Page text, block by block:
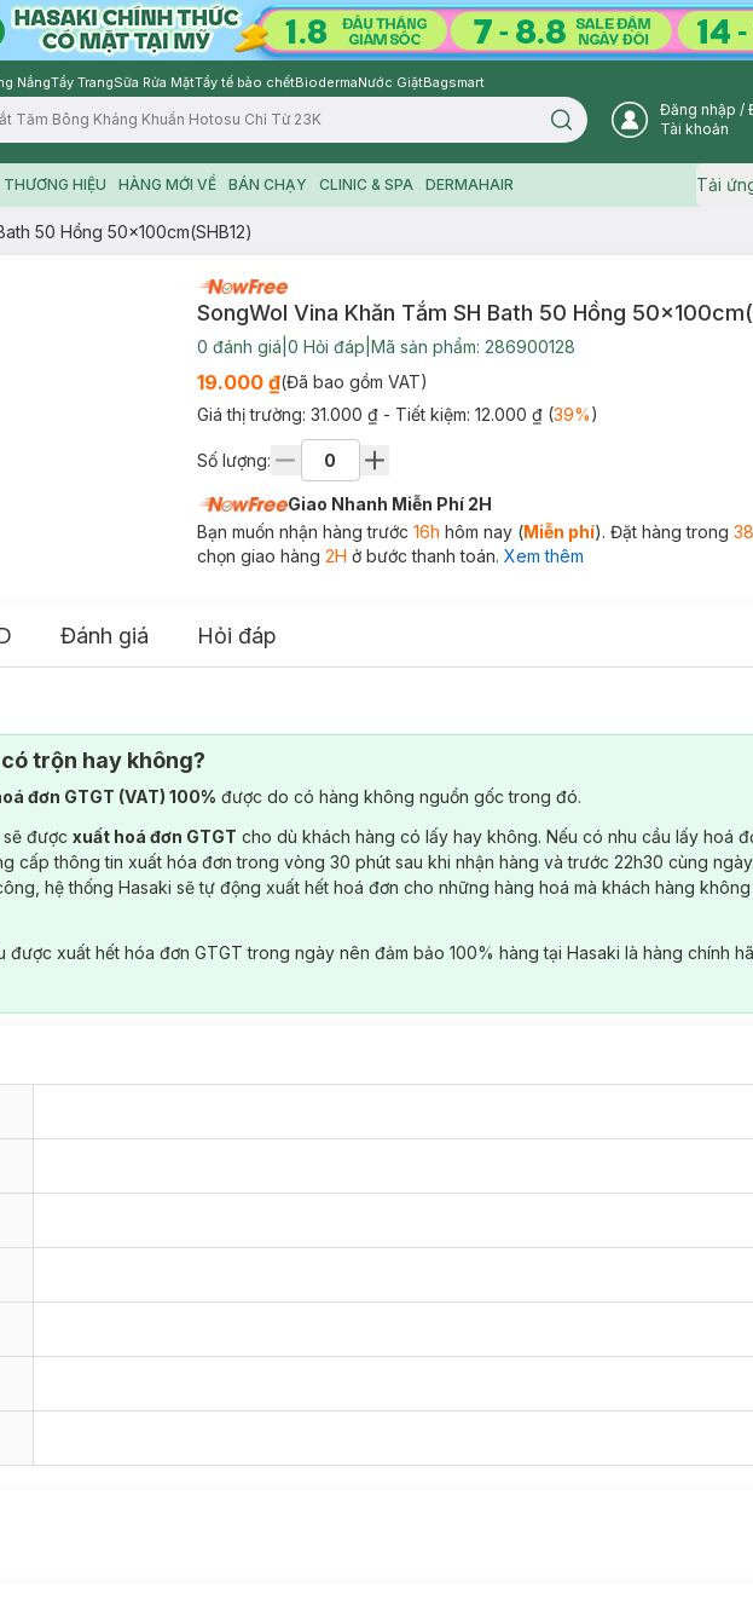
NắngTẩy TrangSữa Rửa MặtTẩy tế bào chếtBiodermaNước GiặtBagsmart
Search icon
Đăng nhập /
Tài khoản
THƯƠNG HIỆU HÀNG MỚI VỀ BÁN CHẠY CLINIC & SPA DERMAHAIR Tải
50 Hồng 50x100cm(SHB12)
SongWol Vina Khăn Tắm SH Bath 50 Hồng
0 đánh giá 0 Hỏi đáp Mã sản phẩm: 286900128
19.000 ₫(Đã bao gồm VAT)
Giá thị trường: 31.000 ₫ - Tiết kiệm: 12.000 ₫(39%)
Số lượng:
Giao Nhanh Miễn Phí 2H
Bạn muốn nhận hàng trước 16h hôm nay (Miễn phí). Đặt hàng trong
chọn giao hàng 2H ở bước thanh toán. Xem thêm
Đánh giá Hỏi đáp
trộn hay không?
đơn GTGT (VAT) 100% được do có hàng không nguồn gốc trong đó.
sẽ được xuất hoá đơn GTGT cho dù khách hàng có lấy hay không. Nếu có nhu cầu lấy hoá
cấp thông tin xuất hóa đơn trong vòng 30 phút sau khi nhận hàng và trước 22h30 cùng
hệ thống Hasaki sẽ tự động xuất hết hoá đơn cho những hàng hoá mà khách hàng
được xuất hết hóa đơn GTGT trong ngày nên đảm bảo 100% hàng tại Hasaki là hàng chính